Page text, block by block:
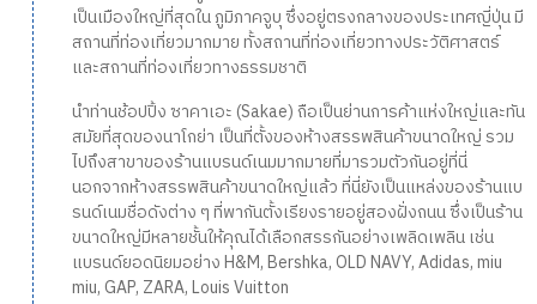
เป็นเมืองใหญ่ที่สุดใน ภูมิภาคจูบุ ซึ่งอยู่ตรงกลางของประเทศญี่ปุ่น มี
สถานที่ท่องเที่ยวมากมาย ทั้งสถานที่ท่องเที่ยวทางประวัติศาสตร์
และสถานที่ท่องเที่ยวทางธรรมชาติ
นำท่านช้อปปิ้ง ซาคาเอะ (Sakae) ถือเป็นย่านการค้าแห่งใหญ่และทัน
สมัยที่สุดของนาโกย่า เป็นที่ตั้งของห้างสรรพสินค้าขนาดใหญ่ รวม
ไปถึงสาขาของร้านแบรนด์เนมมากมายที่มารวมตัวกันอยู่ที่นี่
นอกจากห้างสรรพสินค้าขนาดใหญ่แล้ว ที่นี่ยังเป็นแหล่งของร้านแบ
รนด์เนมชื่อดังต่าง ๆ ที่พากันตั้งเรียงรายอยู่สองฝั่งถนน ซึ่งเป็นร้าน
ขนาดใหญ่มีหลายชั้นให้คุณได้เลือกสรรกันอย่างเพลิดเพลิน เช่น
แบรนด์ยอดนิยมอย่าง H&M, Bershka, OLD NAVY, Adidas, miu
miu, GAP, ZARA, Louis Vuitton